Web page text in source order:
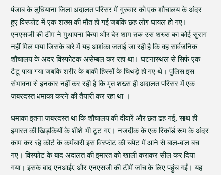
पंजाब के लुधियाना जिला अदालत परिसर में गुरुवार को एक शौचालय के अंदर
हुए विस्फोट में एक शख्स की मौत हो गई जबकि छह लोग घायल हो गए।
एनएसजी की टीम ने मुआयना किया और देर शाम तक उस शख्स का कोई सुराग
नहीं मिल पाया जिसके बारे में यह आशंका जताई जा रही है कि वह सार्वजनिक
शौचालय के अंदर विस्फोटक असेम्बल कर रहा था। घटनास्थल से सिर्फ एक
टैटू पाया गया जबकि शरीर के बाकी हिस्सों के चिथड़े हो गए थे। पुलिस इस
संभावना से इनकार नहीं कर रही है कि मृत शख्स ही अदालत परिसर में एक
ज़बरदस्त धमाका करने की तैयारी कर रहा था ।
धमाका इतना ज़बरदस्त था कि शौचालय की दीवारें और छत ढह गई, साथ ही
इमारत की खिड़कियों के शीशे भी टूट गए। नजदीक के एक रिकॉर्ड रूम के अंदर
काम कर रहे कोर्ट के कर्मचारी इस विस्फोट की चपेट में आने से बाल-बाल बच
गए। विस्फोट के बाद अदालत की इमारत को खाली कराकर सील कर दिया
गया। इसके बाद एनआईए और एनएसजी की टीमें जांच के लिए पहुंच गईं। यह